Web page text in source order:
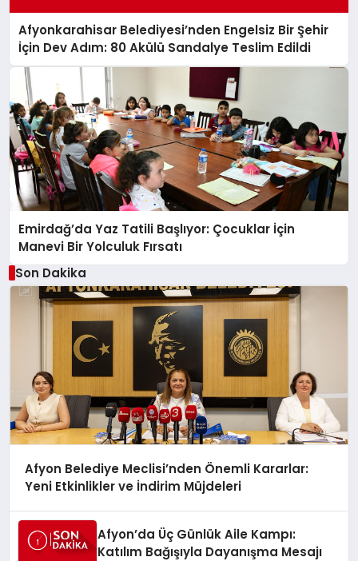
Afyonkarahisar Belediyesi’nden Engelsiz Bir Şehir
İçin Dev Adım: 80 Akülü Sandalye Teslim Edildi
Emirdağ’da Yaz Tatili Başlıyor: Çocuklar İçin
Manevi Bir Yolculuk Fırsatı
Son Dakika
Afyon Belediye Meclisi’nden Önemli Kararlar:
Yeni Etkinlikler ve İndirim Müjdeleri
Afyon’da Üç Günlük Aile Kampı:
Katılım Bağışıyla Dayanışma Mesajı